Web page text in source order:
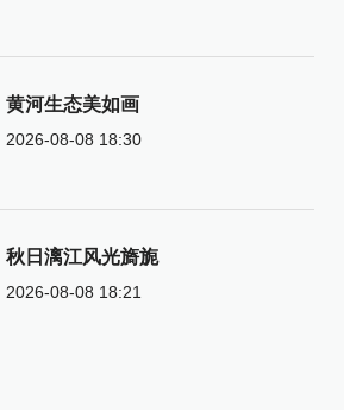
黄河生态美如画
2026-08-08 18:30
秋日漓江风光旖旎
2026-08-08 18:21